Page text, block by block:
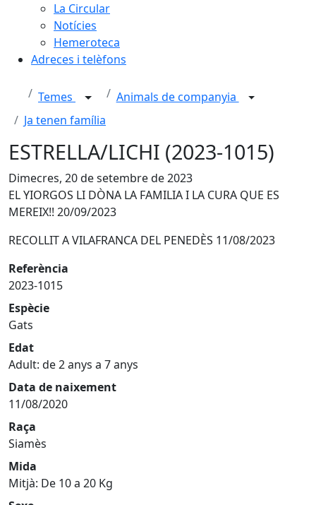
La Circular
Notícies
Hemeroteca
Adreces i telèfons
Temes
Animals de companyia
Ja tenen família
ESTRELLA/LICHI (2023-1015)
Dimecres, 20 de setembre de 2023
EL YIORGOS LI DÒNA LA FAMILIA I LA CURA QUE ES
MEREIX!! 20/09/2023
RECOLLIT A VILAFRANCA DEL PENEDÈS 11/08/2023
Referència
2023-1015
Espècie
Gats
Edat
Adult: de 2 anys a 7 anys
Data de naixement
11/08/2020
Raça
Siamès
Mida
Mitjà: De 10 a 20 Kg